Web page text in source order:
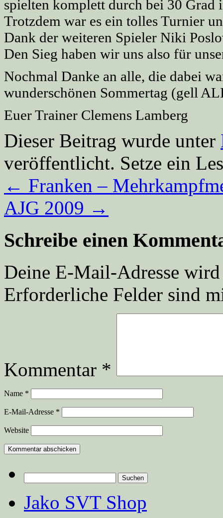
spielten komplett durch bei 30 Grad
Trotzdem war es ein tolles Turnier
Dank der weiteren Spieler Niki
Den Sieg haben wir uns also für
Nochmal Danke an alle, die dabei
wunderschönen Sommertag (gell
Euer Trainer Clemens Lamberg
Dieser Beitrag wurde unter
veröffentlicht. Setze ein
← Franken –
AJG 2009 →
Schreibe einen
Deine E-Mail-Adresse
Erforderliche Felder sind
Kommentar *
Name *
E-Mail-Adresse *
Website
nach:
Jako SVT Shop